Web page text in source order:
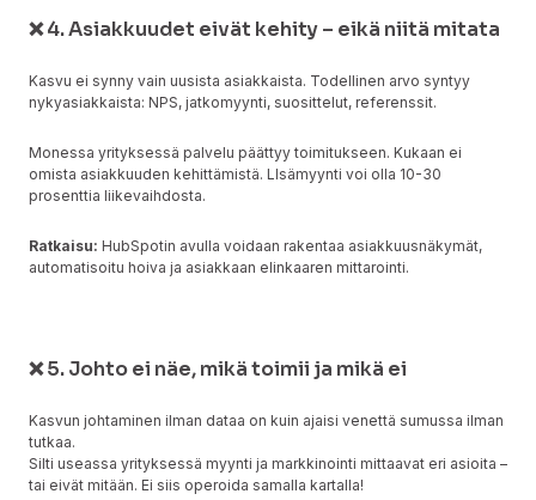
❌ 4. Asiakkuudet eivät kehity – eikä niitä mitata
Kasvu ei synny vain uusista asiakkaista. Todellinen arvo syntyy
nykyasiakkaista: NPS, jatkomyynti, suosittelut, referenssit.
Monessa yrityksessä palvelu päättyy toimitukseen. Kukaan ei
omista asiakkuuden kehittämistä. LIsämyynti voi olla 10-30
prosenttia liikevaihdosta.
Ratkaisu: HubSpotin avulla voidaan rakentaa asiakkuusnäkymät,
automatisoitu hoiva ja asiakkaan elinkaaren mittarointi.
❌ 5. Johto ei näe, mikä toimii ja mikä ei
Kasvun johtaminen ilman dataa on kuin ajaisi venettä sumussa ilman
tutkaa.
Silti useassa yrityksessä myynti ja markkinointi mittaavat eri asioita –
tai eivät mitään. Ei siis operoida samalla kartalla!